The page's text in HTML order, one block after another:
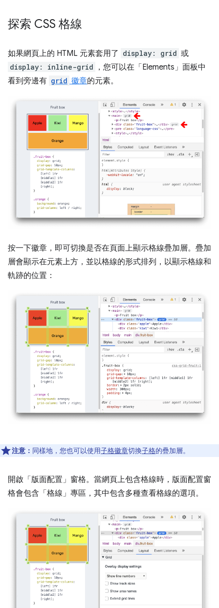
探索 CSS 格線
如果網頁上的 HTML 元素套用了 display: grid 或
display: inline-grid ，您可以在「Elements」 面板中
看到旁邊有 grid 徽章的元素。
按一下徽章，即可切換是否在頁面上顯示格線疊加層。疊加
層會顯示在元素上方，並以格線的形式排列，以顯示格線和
軌跡的位置：
注意： 同樣地，您也可以使用子格徽章切換子格的疊加層。
開啟「版面配置」 窗格。當網頁上包含格線時，版面配置窗
格會包含「格線」 專區，其中包含多種查看格線的選項。